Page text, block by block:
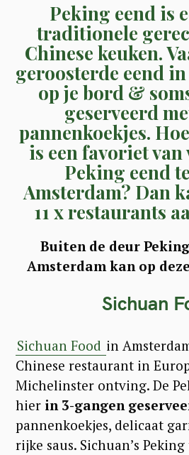
Peking eend is
traditionele
Chinese keuken.
geroosterde eend
op je bord &
geserveerd
pannenkoekjes.
is een favoriet van
Peking eend
Amsterdam? Dan
11 x restaurants
Buiten de deur
Amsterdam kan op
Sichuan
Sichuan Food in
Chinese restaurant in
Michelinster ontving. De
hier in 3-gangen
pannenkoekjes, delicaat
rijke saus. Sichuan’s